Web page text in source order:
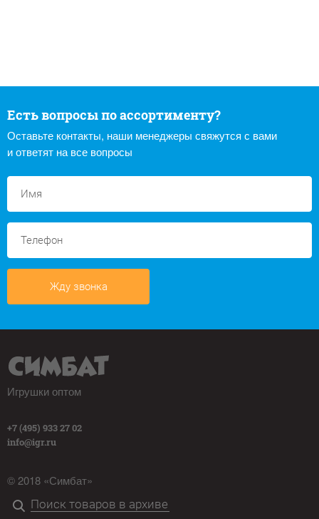
Есть вопросы по ассортименту?
Оставьте контакты, наши менеджеры свяжутся с вами
и ответят на все вопросы
Жду звонка
Игрушки оптом
+7 (495) 933 27 02
info@igr.ru
© 2018 «Симбат»